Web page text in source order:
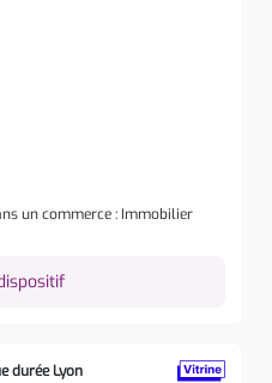
un commerce : Immobilier
durée Lyon